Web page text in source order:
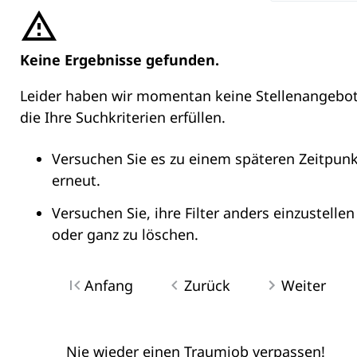
Keine Ergebnisse gefunden.
Leider haben wir momentan keine
die Ihre Suchkriterien erfüllen.
Versuchen Sie es zu einem späteren
erneut.
Versuchen Sie, ihre Filter anders einzustellen
oder ganz zu löschen.
Anfang Zurück Weiter
Nie wieder einen Traumjob verpassen!